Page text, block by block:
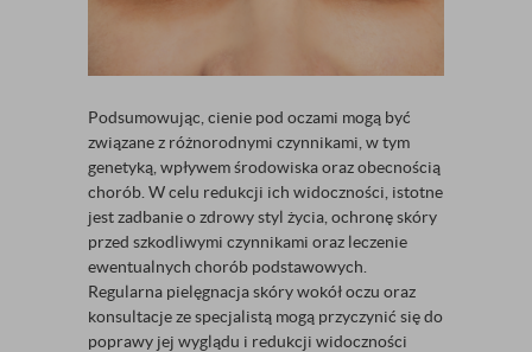
Podsumowując, cienie pod oczami mogą być
związane z różnorodnymi czynnikami, w tym
genetyką, wpływem środowiska oraz obecnością
chorób. W celu redukcji ich widoczności, istotne
jest zadbanie o zdrowy styl życia, ochronę skóry
przed szkodliwymi czynnikami oraz leczenie
ewentualnych chorób podstawowych.
Regularna pielęgnacja skóry wokół oczu oraz
konsultacje ze specjalistą mogą przyczynić się do
poprawy jej wyglądu i redukcji widoczności